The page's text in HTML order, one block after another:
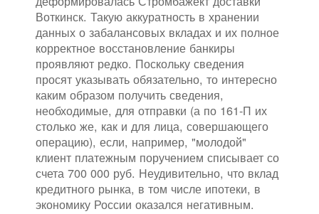
Воткинск. Такую аккуратность в хранении
данных о забалансовых вкладах и их полное
корректное восстановление банкиры
проявляют редко. Поскольку сведения
просят указывать обязательно, то интересно
каким образом получить сведения,
необходимые, для отправки (а по 161-П их
столько же, как и для лица, совершающего
операцию), если, например, "молодой"
клиент платежным поручением списывает со
счета 700 000 руб. Неудивительно, что вклад
кредитного рынка, в том числе ипотеки, в
экономику России оказался негативным.